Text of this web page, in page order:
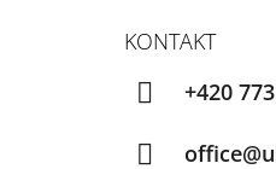
KONTAKT
+420